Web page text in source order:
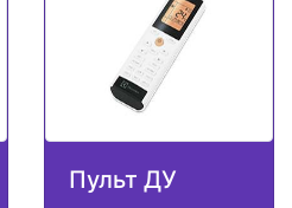
Пульт ДУ